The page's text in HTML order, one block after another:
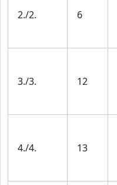
2./2. 6
3./3. 12
4./4. 13